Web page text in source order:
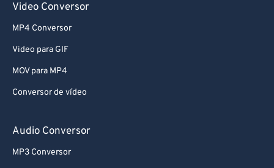
Video Conversor
MP4 Conversor
Video para GIF
MOV para MP4
Conversor de vídeo
Audio Conversor
MP3 Conversor